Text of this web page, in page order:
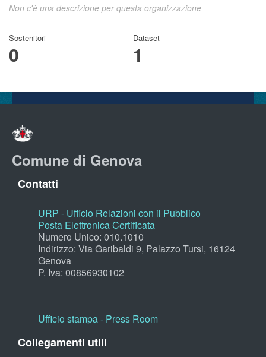
Non c'è una descrizione per questa organizzazione
Sostenitori
0
Dataset
1
Comune di Genova
Contatti
URP - Ufficio Relazioni con il Pubblico
Posta Elettronica Certificata
Numero Unico: 010.1010
Indirizzo: Via Garibaldi 9, Palazzo Tursi, 16124
Genova
P. Iva: 00856930102
Ufficio stampa - Press Room
Collegamenti utili